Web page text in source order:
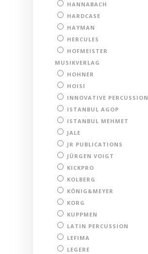
HANNABACH
HARDCASE
HAYMAN
HERCULES
HOFMEISTER
MUSIKVERLAG
HOHNER
HOISI
INNOVATIVE PERCUSSION
ISTANBUL AGOP
ISTANBUL MEHMET
JALE
JR PUBLICATIONS
JÜRGEN VOIGT
KICKPRO
KOLBERG
KÖNIG&MEYER
KORG
KUPPMEN
LATIN PERCUSSION
LEFIMA
LEGERE